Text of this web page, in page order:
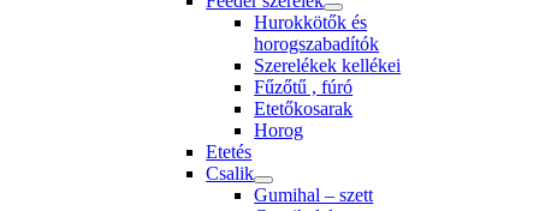
Hurokkötők és
horogszabadítók
Szerelékek kellékei
Fűzőtű , fúró
Etetőkosarak
Horog
Etetés
Csalik
Gumihal – szett